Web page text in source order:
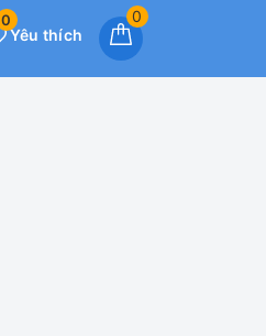
0
Yêu thích
0